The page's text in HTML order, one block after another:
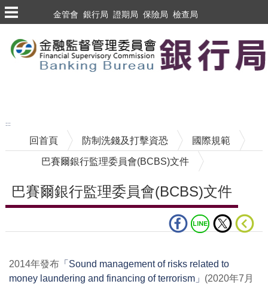
跳到主要內容區塊
金管會 銀行局 證期局 保險局 檢查局
:::
回首頁 防制洗錢及打擊資恐 國際規範
巴賽爾銀行監理委員會(BCBS)文件
巴賽爾銀行監理委員會(BCBS)文件
2014年發布 「Sound management of risks related to
money laundering and financing of terrorism」 (2020年7月